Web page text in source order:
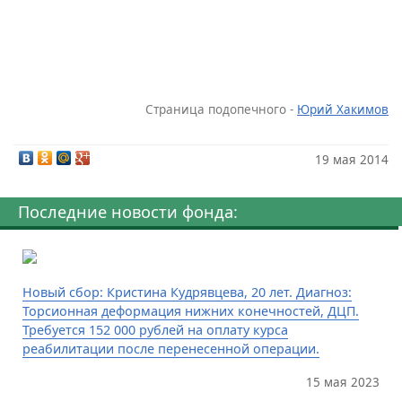
Страница подопечного - Юрий Хакимов
19 мая 2014
Последние новости фонда:
Новый сбор: Кристина Кудрявцева, 20 лет. Диагноз:
Торсионная деформация нижних конечностей, ДЦП.
Требуется 152 000 рублей на оплату курса
реабилитации после перенесенной операции.
15 мая 2023